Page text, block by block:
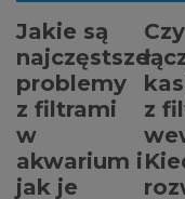
Jakie są
najczęstsze
problemy
z filtrami
w
akwarium i
jak je
z